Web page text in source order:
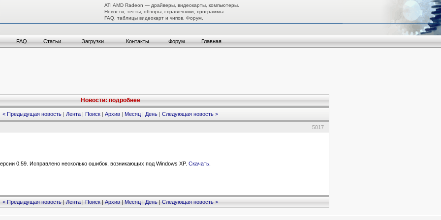
ATI AMD Radeon — драйверы, видеокарты, компьютеры.
Новости, тесты, обзоры, справочники, программы.
FAQ, таблицы видеокарт и чипов. Форум.
FAQ Статьи Загрузки Контакты Форум Главная
Новости: подробнее
< Предыдущая новость | Лента | Поиск | Архив | Месяц | День | Следующая новость >
5017
0.59. Исправлено несколько ошибок, возникающих под Windows XP. Скачать.
< Предыдущая новость Лента| Поиск Архив Месяц День Следующая новость >